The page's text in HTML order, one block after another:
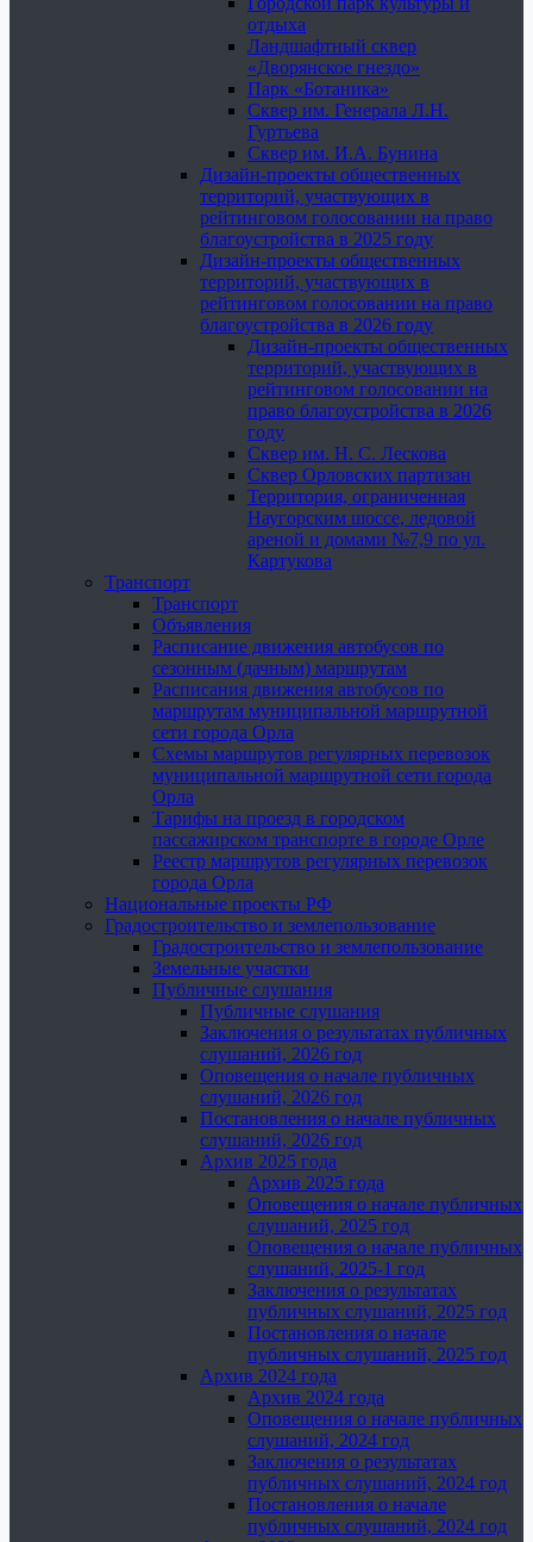
отдыха
Ландшафтный сквер
«Дворянское гнездо»
Парк «Ботаника»
Сквер им. Генерала Л.Н.
Гуртьева
Сквер им. И.А. Бунина
Дизайн-проекты общественных
территорий, участвующих в
рейтинговом голосовании на право
благоустройства в 2025 году
Дизайн-проекты общественных
территорий, участвующих в
рейтинговом голосовании на право
благоустройства в 2026 году
Дизайн-проекты общественных
территорий, участвующих в
рейтинговом голосовании на
право благоустройства в 2026
году
Сквер им. Н. С. Лескова
Сквер Орловских партизан
Территория, ограниченная
Наугорским шоссе, ледовой
ареной и домами №7,9 по ул.
Картукова
Транспорт
Транспорт
Объявления
Расписание движения автобусов по
сезонным (дачным) маршрутам
Расписания движения автобусов по
маршрутам муниципальной маршрутной
сети города Орла
Схемы маршрутов регулярных перевозок
муниципальной маршрутной сети города
Орла
Тарифы на проезд в городском
пассажирском транспорте в городе Орле
Реестр маршрутов регулярных перевозок
города Орла
Национальные проекты РФ
Градостроительство и землепользование
Градостроительство и землепользование
Земельные участки
Публичные слушания
Публичные слушания
Заключения о результатах публичных
слушаний, 2026 год
Оповещения о начале публичных
слушаний, 2026 год
Постановления о начале публичных
слушаний, 2026 год
Архив 2025 года
Архив 2025 года
Оповещения о начале публичных
слушаний, 2025 год
Оповещения о начале публичных
слушаний, 2025-1 год
Заключения о результатах
публичных слушаний, 2025 год
Постановления о начале
публичных слушаний, 2025 год
Архив 2024 года
Архив 2024 года
Оповещения о начале публичных
слушаний, 2024 год
Заключения о результатах
публичных слушаний, 2024 год
Постановления о начале
публичных слушаний, 2024 год